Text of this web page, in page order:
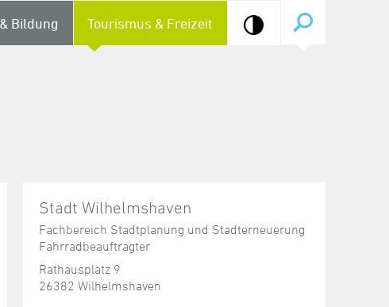
Bildung Tourismus & Freizeit
Stadt Wilhelmshaven
Fachbereich Stadtplanung und Stadterneuerung
Fahrradbeauftragter
Rathausplatz 9
26382 Wilhelmshaven